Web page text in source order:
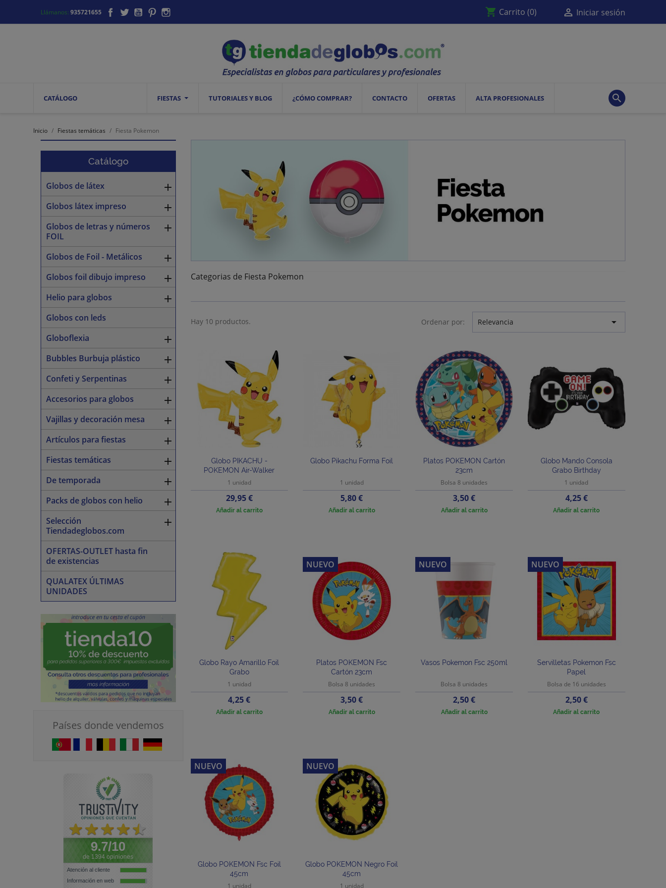
Llámanos:935721655 Facebook
TwitterYouTubePinterest shopping_cart Carrito (0)  Iniciar sesión
CATÁLOGO FIESTAS TUTORIALES Y BLOG ¿CÓMO COMPRAR? CONTACTO OFERTAS ALTA PROFESIONALES 
Inicio Fiestas temáticas Fiesta Pokemon
Catálogo
Globos de látex 
Globos látex impreso 
Globos de letras y números
FOIL

Globos de Foil - Metálicos 
Globos foil dibujo impreso 
Helio para globos 
Globos con leds
Globoflexia

Bubbles Burbuja plástico 
Confeti y Serpentinas 
Accesorios para globos 
Vajillas y decoración mesa 
Artículos para fiestas 
Fiestas temáticas 
De temporada 
Packs de globos con helio 
Selección
Tiendadeglobos.com

OFERTAS-OUTLET hasta fin
de existencias
QUALATEX ÚLTIMAS
UNIDADES
Países donde vendemos
9.7/10
de 1394 opiniones
Atención al cliente
Información en web
Categorias de Fiesta Pokemon
Hay 10 productos. Ordenar por: Relevancia 
Globo PIKACHU -
POKEMON Air-Walker
1 unidad
Precio
29,95 €
Añadir al carrito
Globo Pikachu Forma Foil
1 unidad
Precio
5,80 €
Añadir al carrito
Platos POKEMON Cartón
23cm
Bolsa 8 unidades
Precio
3,50 €
Añadir al carrito
Globo Mando Consola
Grabo Birthday
1 unidad
Precio
4,25 €
Añadir al carrito
Globo Rayo Amarillo Foil
Grabo
1 unidad
Precio
4,25 €
Añadir al carrito
Platos POKEMON Fsc
Cartón 23cm
Bolsa 8 unidades
Precio
3,50 €
Añadir al carrito
NUEVO
Vasos Pokemon Fsc 250ml
Bolsa 8 unidades
Precio
2,50 €
Añadir al carrito
NUEVO
Servilletas Pokemon Fsc
Papel
Bolsa de 16 unidades
Precio
2,50 €
Añadir al carrito
NUEVO
Globo POKEMON Fsc Foil
45cm
1 unidad
NUEVO
Globo POKEMON Negro Foil
45cm
1 unidad
NUEVO